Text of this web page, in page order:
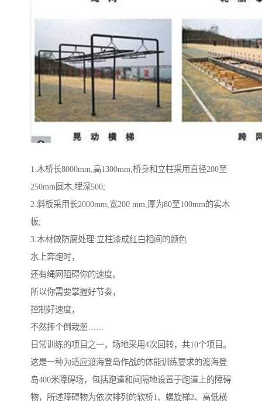
1.木桥长8000mm,高1300mm,桥身和立柱采用直径200至
250mm圆木,埋深500;
2.斜板采用长2000mm,宽200 mm,厚为80至100mm的实木
板;
3.木材做防腐处理:立柱漆成红白相间的颜色
水上奔跑时，
还有绳网阻碍你的速度。
所以你需要掌握好节奏，
控制好速度，
不然摔个倒栽葱……
日常训练的项目之一，场地采用4次回转，共10个项目。
这是一种为适应渡海登岛作战的体能训练要求的渡海登
岛400米障碍场，包括跑道和间隔地设置于跑道上的障碍
物，所述障碍物为依次排列的软桥1、螺旋梯2、高低横